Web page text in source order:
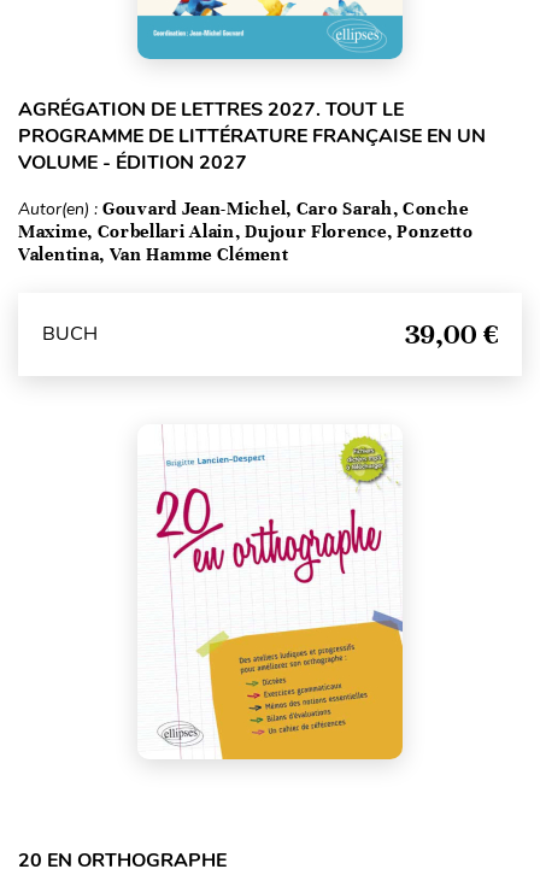
AGRÉGATION DE LETTRES 2027. TOUT LE
PROGRAMME DE LITTÉRATURE FRANÇAISE EN UN
VOLUME - ÉDITION 2027
Autor(en) : Gouvard Jean-Michel, Caro Sarah, Conche
Maxime, Corbellari Alain, Dujour Florence, Ponzetto
Valentina, Van Hamme Clément
BUCH 39,00 €
20 EN ORTHOGRAPHE